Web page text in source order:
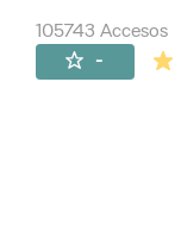
105743 Accesos
-